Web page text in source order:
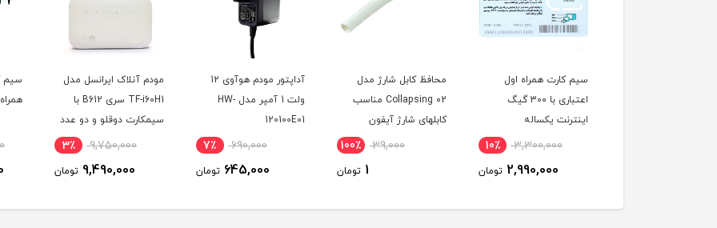
محافظ کابل شارژ مدل
Collapsing 02 مناسب
کابلهای شارژ آیفون
39,000 100٪
1 تومان
ولت 1 آمپر مدل HW-
120100E01
690,000 7٪
645,000 تومان
مودم آنلاک ایرانسل مدل
سیمکارت دوقلو و دو عدد
آنتن اکسترنال 19 دسی بل9,750,000 3٪
9,490,000 تومان
سیم کارت کد 0 دائمی
همراه اول 09120121132
153,000,000 3٪
149,000,000 تومان